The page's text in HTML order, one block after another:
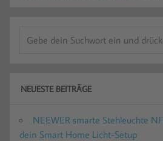
NEUESTE BEITRÄGE
NEEWER smarte Stehleuchte
dein Smart Home Licht-Setup